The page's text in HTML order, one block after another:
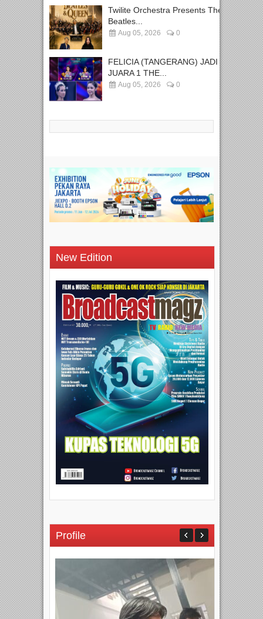
Twilite Orchestra Presents The
Beatles...
Aug 05, 2026 0
FELICIA (TANGERANG) JADI
JUARA 1 THE...
Aug 05, 2026 0
New Edition
Profile